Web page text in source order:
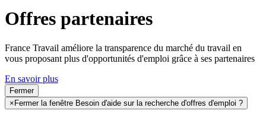
Offres partenaires
France Travail améliore la transparence du marché du travail en
vous proposant plus d'opportunités d'emploi grâce à ses partenaires
En savoir plus
Fermer
×Fermer la fenêtre Besoin d'aide sur la recherche d'offres d'emploi ?